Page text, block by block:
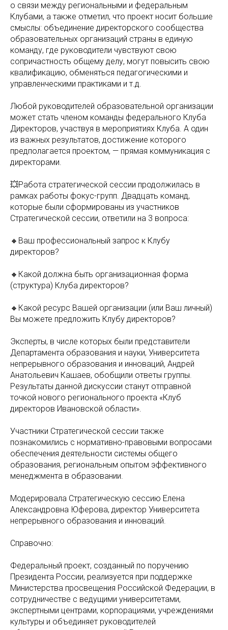
о связи между региональными и федеральным
Клубами, а также отметил, что проект носит большие
смыслы: объединение директорского сообщества
образовательных организаций страны в единую
команду, где руководители чувствуют свою
сопричастность общему делу, могут повысить свою
квалификацию, обменяться педагогическими и
управленческими практиками и т.д.
Любой руководителей образовательной организации
может стать членом команды федерального Клуба
Директоров, участвуя в мероприятиях Клуба. А один
из важных результатов, достижение которого
предполагается проектом, — прямая коммуникация с
директорами.
💥Работа стратегической сессии продолжилась в
рамках работы фокус-групп. Двадцать команд,
которые были сформированы из участников
Стратегической сессии, ответили на 3 вопроса:
🔸Ваш профессиональный запрос к Клубу
директоров?
🔸Какой должна быть организационная форма
(структура) Клуба директоров?
🔸Какой ресурс Вашей организации (или Ваш личный)
Вы можете предложить Клубу директоров?
Эксперты, в числе которых были представители
Департамента образования и науки, Университета
непрерывного образования и инноваций, Андрей
Анатольевич Кашаев, обобщили ответы группы.
Результаты данной дискуссии станут отправной
точкой нового регионального проекта «Клуб
директоров Ивановской области».
Участники Стратегической сессии также
познакомились с нормативно-правовыми вопросами
обеспечения деятельности системы общего
образования, региональным опытом эффективного
менеджмента в образовании.
Модерировала Стратегическую сессию Елена
Александровна Юферова, директор Университета
непрерывного образования и инноваций.
Справочно:
Федеральный проект, созданный по поручению
Президента России, реализуется при поддержке
Министерства просвещения Российской Федерации, в
сотрудничестве с ведущими университетами,
экспертными центрами, корпорациями, учреждениями
культуры и объединяет руководителей